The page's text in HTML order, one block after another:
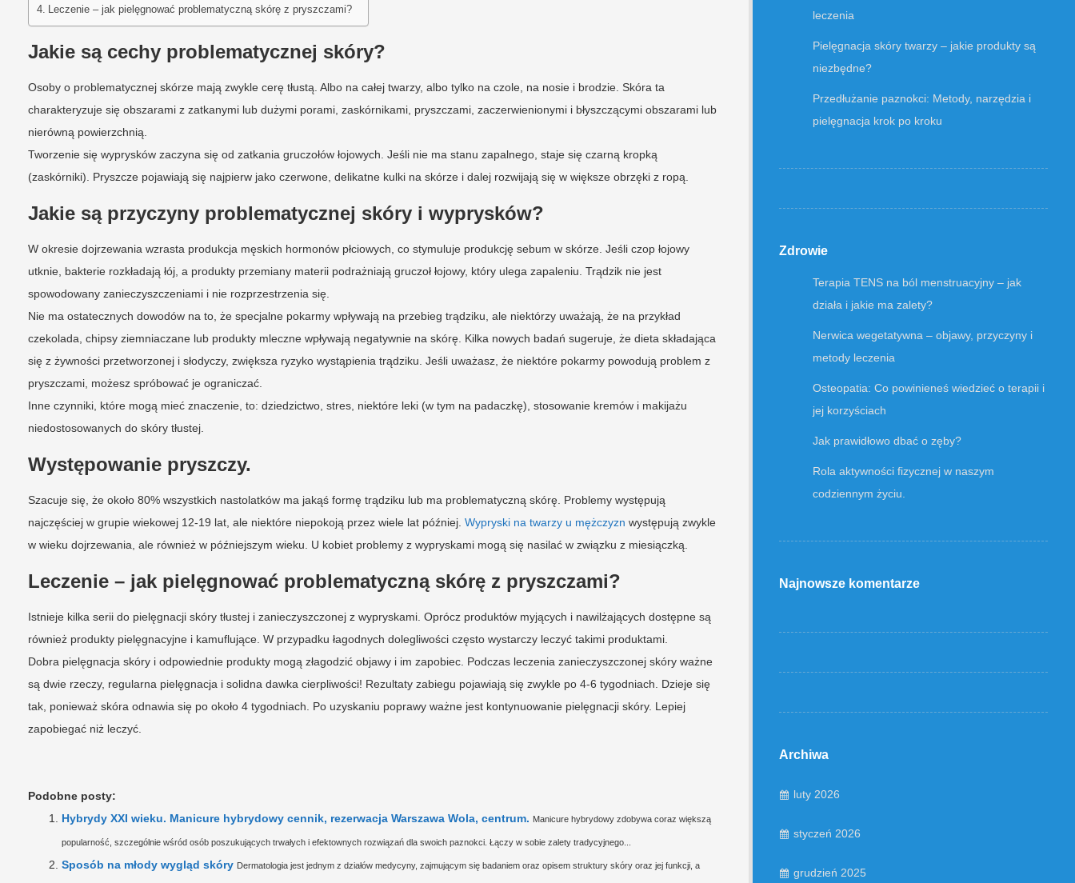
Leczenie – jak pielęgnować problematyczną skórę z pryszczami?
Jakie są cechy problematycznej skóry?
Osoby o problematycznej skórze mają zwykle cerę tłustą. Albo na całej twarzy, albo tylko na czole, na nosie i brodzie. Skóra ta
charakteryzuje się obszarami z zatkanymi lub dużymi porami, zaskórnikami, pryszczami, zaczerwienionymi i błyszczącymi obszarami lub
nierówną powierzchnią.
Tworzenie się wyprysków zaczyna się od zatkania gruczołów łojowych. Jeśli nie ma stanu zapalnego, staje się czarną kropką
(zaskórniki). Pryszcze pojawiają się najpierw jako czerwone, delikatne kulki na skórze i dalej rozwijają się w większe obrzęki z ropą.
Jakie są przyczyny problematycznej skóry i wyprysków?
W okresie dojrzewania wzrasta produkcja męskich hormonów płciowych, co stymuluje produkcję sebum w skórze. Jeśli czop łojowy
utknie, bakterie rozkładają łój, a produkty przemiany materii podrażniają gruczoł łojowy, który ulega zapaleniu. Trądzik nie jest
spowodowany zanieczyszczeniami i nie rozprzestrzenia się.
Nie ma ostatecznych dowodów na to, że specjalne pokarmy wpływają na przebieg trądziku, ale niektórzy uważają, że na przykład
czekolada, chipsy ziemniaczane lub produkty mleczne wpływają negatywnie na skórę. Kilka nowych badań sugeruje, że dieta składająca
się z żywności przetworzonej i słodyczy, zwiększa ryzyko wystąpienia trądziku. Jeśli uważasz, że niektóre pokarmy powodują problem z
pryszczami, możesz spróbować je ograniczać.
Inne czynniki, które mogą mieć znaczenie, to: dziedzictwo, stres, niektóre leki (w tym na padaczkę), stosowanie kremów i makijażu
niedostosowanych do skóry tłustej.
Występowanie pryszczy.
Szacuje się, że około 80% wszystkich nastolatków ma jakąś formę trądziku lub ma problematyczną skórę. Problemy występują
najczęściej w grupie wiekowej 12-19 lat, ale niektóre niepokoją przez wiele lat później. Wypryski na twarzy u mężczyzn występują zwykle
w wieku dojrzewania, ale również w późniejszym wieku. U kobiet problemy z wypryskami mogą się nasilać w związku z miesiączką.
Leczenie – jak pielęgnować problematyczną skórę z pryszczami?
Istnieje kilka serii do pielęgnacji skóry tłustej i zanieczyszczonej z wypryskami. Oprócz produktów myjących i nawilżających dostępne są
również produkty pielęgnacyjne i kamuflujące. W przypadku łagodnych dolegliwości często wystarczy leczyć takimi produktami.
Dobra pielęgnacja skóry i odpowiednie produkty mogą złagodzić objawy i im zapobiec. Podczas leczenia zanieczyszczonej skóry ważne
są dwie rzeczy, regularna pielęgnacja i solidna dawka cierpliwości! Rezultaty zabiegu pojawiają się zwykle po 4-6 tygodniach. Dzieje się
tak, ponieważ skóra odnawia się po około 4 tygodniach. Po uzyskaniu poprawy ważne jest kontynuowanie pielęgnacji skóry. Lepiej
zapobiegać niż leczyć.
Podobne posty:
Hybrydy XXI wieku. Manicure hybrydowy cennik, rezerwacja Warszawa Wola, centrum. Manicure hybrydowy zdobywa coraz większą
popularność, szczególnie wśród osób poszukujących trwałych i efektownych rozwiązań dla swoich paznokci. Łączy w sobie zalety tradycyjnego...
Sposób na młody wygląd skóry Dermatologia jest jednym z działów medycyny, zajmującym się badaniem oraz opisem struktury skóry oraz jej funkcji, a
leczenia
Pielęgnacja skóry twarzy – jakie produkty są
niezbędne?
Przedłużanie paznokci: Metody, narzędzia i
pielęgnacja krok po kroku
Zdrowie
Terapia TENS na ból menstruacyjny – jak
działa i jakie ma zalety?
Nerwica wegetatywna – objawy, przyczyny i
metody leczenia
Osteopatia: Co powinieneś wiedzieć o terapii i
jej korzyściach
Jak prawidłowo dbać o zęby?
Rola aktywności fizycznej w naszym
codziennym życiu.
Najnowsze komentarze
Archiwa
luty 2026
styczeń 2026
grudzień 2025